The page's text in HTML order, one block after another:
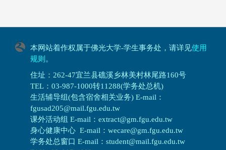
本网站着作权属于佛光大学-学生事务处，请详见使用
规则 。
住址：262-47宜兰县礁溪乡林美村林尾路160号
TEL：03-987-1000转11288(学务处总机)
生活辅导组(包含宿舍相关业务) E-mail：
fgusad205@mail.fgu.edu.tw
课外活动组 E-mail：extract@gm.fgu.edu.tw
身心健康中心 E-mail：wecare@gm.fgu.edu.tw
学务处总窗口 E-mail：student@mail.fgu.edu.tw